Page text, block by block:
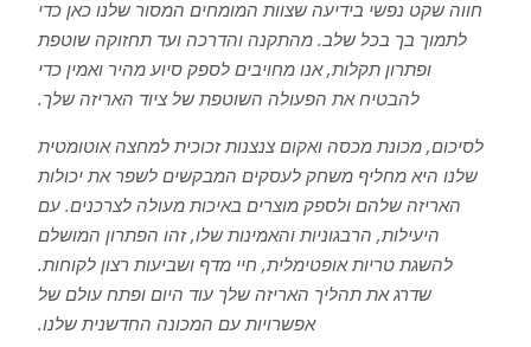
חווה שקט נפשי בידיעה שצוות המומחים המסור שלנו כאן כדי
לתמוך בך בכל שלב. מהתקנה והדרכה ועד תחזוקה שוטפת
ופתרון תקלות, אנו מחויבים לספק סיוע מהיר ואמין כדי
להבטיח את הפעולה השוטפת של ציוד האריזה שלך.
לסיכום, מכונת מכסה ואקום צנצנות זכוכית למחצה אוטומטית
שלנו היא מחליף משחק לעסקים המבקשים לשפר את יכולות
האריזה שלהם ולספק מוצרים באיכות מעולה לצרכנים. עם
היעילות, הרבגוניות והאמינות שלו, זהו הפתרון המושלם
להשגת טריות אופטימלית, חיי מדף ושביעות רצון לקוחות.
שדרג את תהליך האריזה שלך עוד היום ופתח עולם של
אפשרויות עם המכונה החדשנית שלנו.